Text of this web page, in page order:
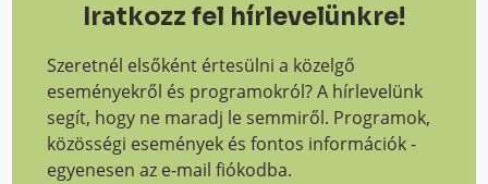
Iratkozz fel hírlevelünkre!
Szeretnél elsőként értesülni a közelgő
eseményekről és programokról? A hírlevelünk
segít, hogy ne maradj le semmiről. Programok,
közösségi események és fontos információk -
egyenesen az e-mail fiókodba.